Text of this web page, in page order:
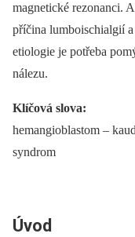
magnetické rezonanci.
příčina lumboischialgií
etiologie je potřeba
nálezu.
Klíčová slova:
hemangioblastom –⁠
syndrom
Úvod